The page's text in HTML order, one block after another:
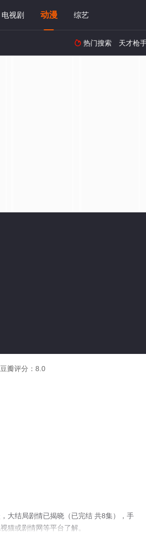
电视剧 动漫 综艺
 热门搜索 天才枪
豆瓣评分： 8.0
大结局剧情已揭晓（已完结 共8集），手
猫或剧情网等平台了解。